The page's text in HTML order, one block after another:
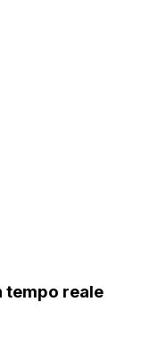
tempo reale